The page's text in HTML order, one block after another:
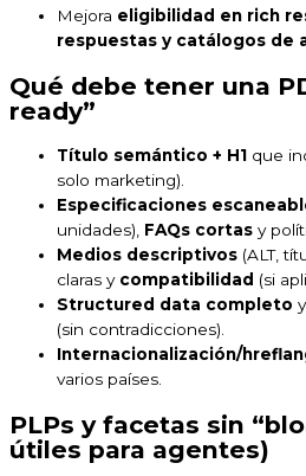
Mejora eligibilidad en rich
respuestas y catálogos de
Qué debe tener una
ready”
Título semántico + H1 que
solo marketing).
Especificaciones
unidades), FAQs cortas y
Medios descriptivos (ALT,
claras y compatibilidad (si
Structured data completo y
(sin contradicciones).
Internacionalización/
varios países.
PLPs y facetas sin
útiles para agentes)